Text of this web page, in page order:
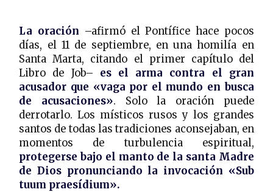
La oración –afirmó el Pontífice hace pocos
días, el 11 de septiembre, en una homilía en
Santa Marta, citando el primer capítulo del
Libro de Job– es el arma contra el gran
acusador que «vaga por el mundo en busca
de acusaciones». Solo la oración puede
derrotarlo. Los místicos rusos y los grandes
santos de todas las tradiciones aconsejaban, en
momentos de turbulencia espiritual,
protegerse bajo el manto de la santa Madre
de Dios pronunciando la invocación «Sub
tuum praesídium».